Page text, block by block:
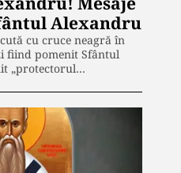
Alexandru
cu cruce neagră în
fiind pomenit Sfântul
„protectorul…